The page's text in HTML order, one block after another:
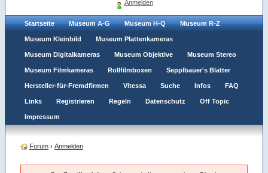
Anmelden
Startseite Museum A-G Museum H-Q Museum R-Z
Museum Kleinbild Museum Plattenkameras
Museum Digitalkameras Museum Objektive Museum Stereo
Museum Filmkameras Rollfilmboxen Sepplbauer's Blätter
Hersteller-für-Fremdfirmen Vitessa Suche Infos FAQ
Links Registrieren Regeln Datenschutz Off Topic
Impressum
Forum › Anmelden